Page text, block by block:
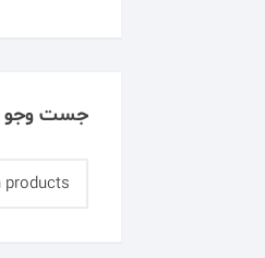
جست وجو